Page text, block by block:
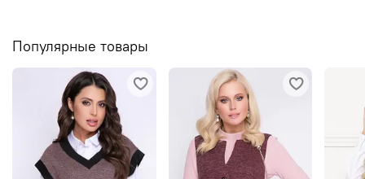
Популярные товары